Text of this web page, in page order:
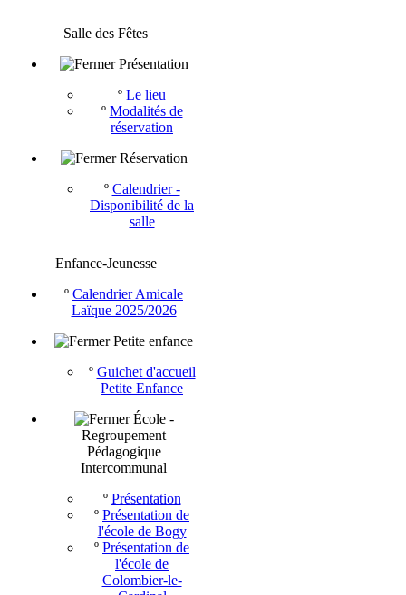
Salle des Fêtes
Présentation
º Le lieu
º Modalités de
réservation
Réservation
º Calendrier -
Disponibilité de la
salle
Enfance-Jeunesse
º Calendrier Amicale
Laïque 2025/2026
Petite enfance
º Guichet d'accueil
Petite Enfance
École -
Regroupement
Pédagogique
Intercommunal
º Présentation
º Présentation de
l'école de Bogy
º Présentation de
l'école de
Colombier-le-